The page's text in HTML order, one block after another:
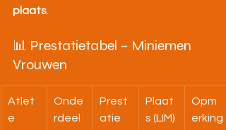
plaats
📊 Prestatietabel – Miniemen
Vrouwen
Atlet
e
Onde
rdeel
Prest
atie
Plaat
s (LIM)
Opm
erking